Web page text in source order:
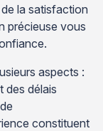
la satisfaction
précieuse vous
aspects :
des délais
constituent